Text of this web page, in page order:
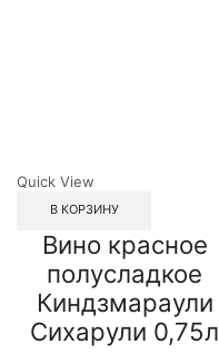
Quick View
В КОРЗИНУ
Вино красное
полусладкое
Киндзмараули
Сихарули 0,75л